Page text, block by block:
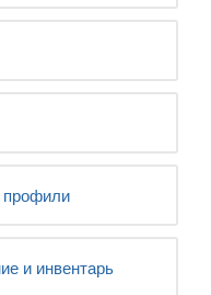
профили
и инвентарь